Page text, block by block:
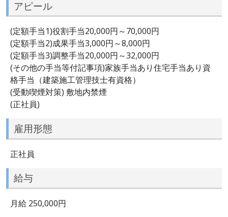
アピール
(定額手当1)役割手当20,000円～70,000円
(定額手当2)成果手当3,000円～8,000円
(定額手当3)調整手当20,000円～32,000円
(その他の手当等付記事項)家族手当あり住宅手当あり資
格手当（建築施工管理技士有資格）
(受動喫煙対策) 敷地内禁煙
(正社員)
雇用形態
正社員
給与
月給 250,000円